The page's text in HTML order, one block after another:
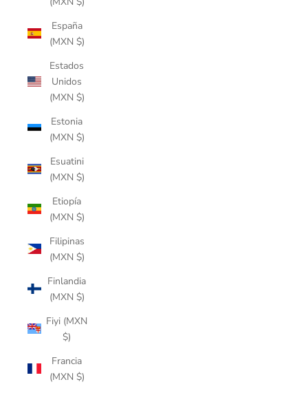
España
(MXN $)
Estados
Unidos
(MXN $)
Estonia
(MXN $)
Esuatini
(MXN $)
Etiopía
(MXN $)
Filipinas
(MXN $)
Finlandia
(MXN $)
Fiyi (MXN
$)
Francia
(MXN $)